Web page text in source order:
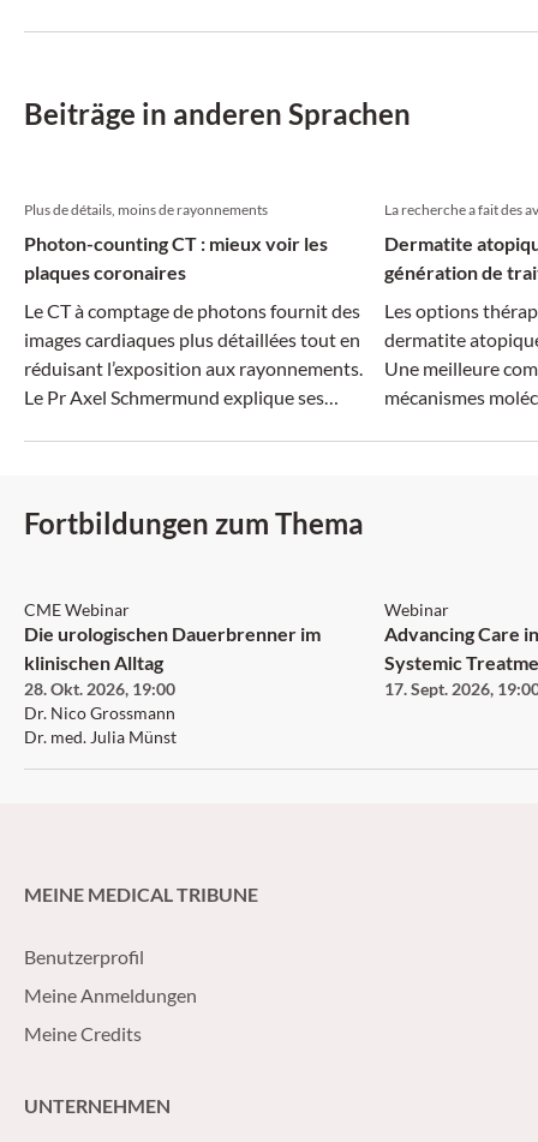
Beiträge in anderen Sprachen
Plus de détails, moins de rayonnements
Photon-counting CT : mieux voir les
plaques coronaires
Le CT à comptage de photons fournit des
images cardiaques plus détaillées tout en
réduisant l’exposition aux rayonnements.
Le Pr Axel Schmermund explique ses
La recherche a fait des
Dermatite
génération de
Les options
dermatite
Une meilleure
mécanismes
Fortbildungen zum Thema
CME Webinar
Die urologischen Dauerbrenner im
klinischen Alltag
28. Okt. 2026, 19:00
Dr. Nico Grossmann
Dr. med. Julia Münst
Webinar
Advancing Care
Systemic
17. Sept. 2026,
MEINE MEDICAL TRIBUNE
Benutzerprofil
Meine Anmeldungen
Meine Credits
UNTERNEHMEN